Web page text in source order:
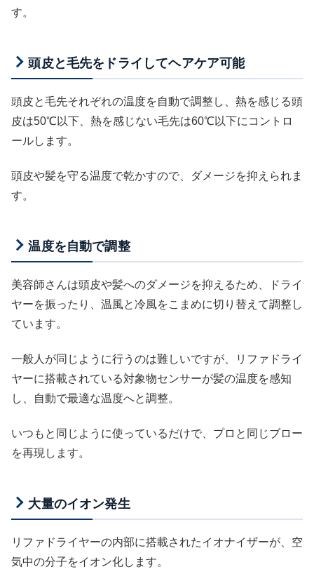
す。
頭皮と毛先をドライしてヘアケア可能
頭皮と毛先それぞれの温度を自動で調整し、熱を感じる頭
皮は50℃以下、熱を感じない毛先は60℃以下にコントロ
ールします。
頭皮や髪を守る温度で乾かすので、ダメージを抑えられま
す。
温度を自動で調整
美容師さんは頭皮や髪へのダメージを抑えるため、ドライ
ヤーを振ったり、温風と冷風をこまめに切り替えて調整し
ています。
一般人が同じように行うのは難しいですが、リファドライ
ヤーに搭載されている対象物センサーが髪の温度を感知
し、自動で最適な温度へと調整。
いつもと同じように使っているだけで、プロと同じブロー
を再現します。
大量のイオン発生
リファドライヤーの内部に搭載されたイオナイザーが、空
気中の分子をイオン化します。